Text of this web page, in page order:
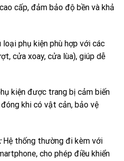
cấp, đảm bảo độ bền và khả
loại phụ kiện phù hợp với các
cửa xoay, cửa lùa), giúp dễ
kiện được trang bị cảm biến
khi có vật cản, bảo vệ
Hệ thống thường đi kèm với
cho phép điều khiển